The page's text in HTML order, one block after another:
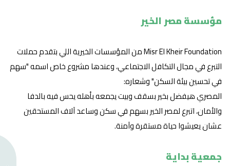
مؤسسة مصر الخير
Misr El Kheir Foundation من المؤسسات الخيرية اللي بتقدم حملات
التبرع في مجال التكافل الاجتماعي، وعندها مشروع خاص اسمه "سهم
في تحسين بيئة السكن" وشعاره:
المصري هيفضل بخير بسقف وبيت يجمعه بأهله يحس فيه بالدفا
والأمان، اتبرع لمصر الخير بسهم في سكن وساعد آلاف المستحقين
عشان يعيشوا حياة مستقرة وآمنة.
جمعية بداية